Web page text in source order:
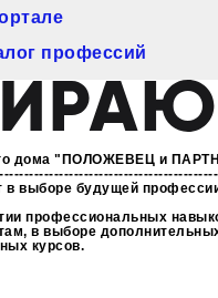
дома "ПОЛОЖЕВЕЦ и
в выборе будущей
профессиональных
в выборе
курсов.
профессий